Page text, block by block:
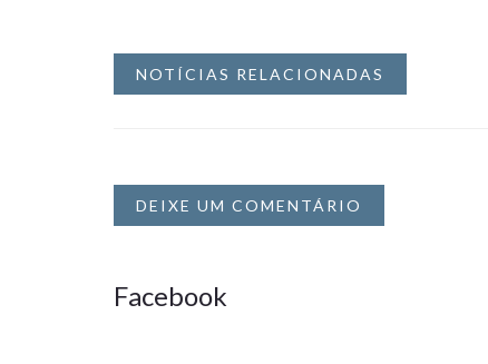
NOTÍCIAS RELACIONADAS
DEIXE UM COMENTÁRIO
Facebook